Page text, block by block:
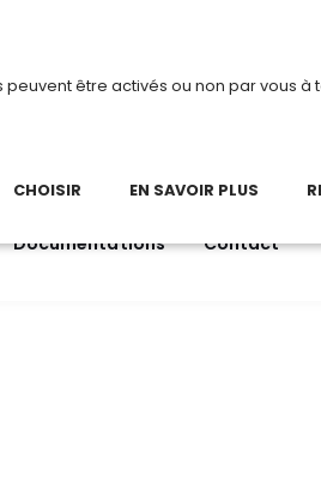
Du 3 au 28 août 2026, TDI
Documentations Contact
être activés ou non par vous à
CHOISIR EN SAVOIR PLUS